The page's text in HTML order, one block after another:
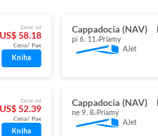
Začať od
US$ 58.18
Cena/ Pax
Kniha
Cappadocia (NAV)
pi 6. 11. Priamy
AJet
Začať od
US$ 52.39
Cena/ Pax
Kniha
Cappadocia (NAV)
ne 9. 8. Priamy
AJet